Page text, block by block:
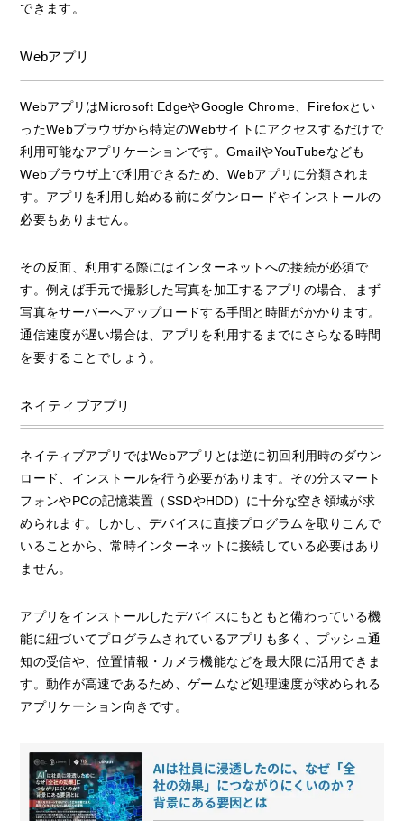
できます。
Webアプリ
WebアプリはMicrosoft EdgeやGoogle Chrome、Firefoxとい
ったWebブラウザから特定のWebサイトにアクセスするだけで
利用可能なアプリケーションです。GmailやYouTubeなども
Webブラウザ上で利用できるため、Webアプリに分類されま
す。アプリを利用し始める前にダウンロードやインストールの
必要もありません。
その反面、利用する際にはインターネットへの接続が必須で
す。例えば手元で撮影した写真を加工するアプリの場合、まず
写真をサーバーへアップロードする手間と時間がかかります。
通信速度が遅い場合は、アプリを利用するまでにさらなる時間
を要することでしょう。
ネイティブアプリ
ネイティブアプリではWebアプリとは逆に初回利用時のダウン
ロード、インストールを行う必要があります。その分スマート
フォンやPCの記憶装置（SSDやHDD）に十分な空き領域が求
められます。しかし、デバイスに直接プログラムを取りこんで
いることから、常時インターネットに接続している必要はあり
ません。
アプリをインストールしたデバイスにもともと備わっている機
能に紐づいてプログラムされているアプリも多く、プッシュ通
知の受信や、位置情報・カメラ機能などを最大限に活用できま
す。動作が高速であるため、ゲームなど処理速度が求められる
アプリケーション向きです。